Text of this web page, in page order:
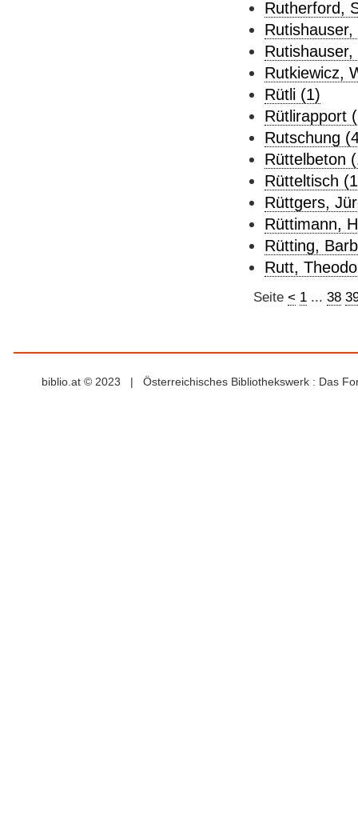
Rutherford,
Rutkiewicz,
Rütli (1)
Rütlirapport
Rutschung
Rüttelbeton
Rütteltisch
Rüttgers,
Rüttimann,
Rütting,
Rutt,
Seite < 1... 38
biblio.at © 2023 | Österreichisches Bibliothekswerk : Das